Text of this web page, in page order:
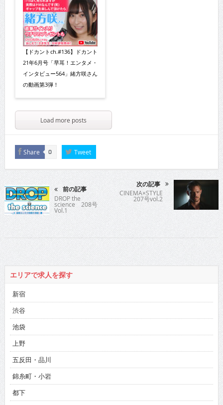
【ドカントch.#136】ドカント
21年6月号「早耳！エンタメ・
インタビュー564」緒方咲さん
の動画第3弾！
Load more posts
Share 0 Tweet
前の記事
DROP the
science 208号
Vol.1
次の記事
CINEMA×STYLE
207号vol.2
エリアで求人を探す
新宿
渋谷
池袋
上野
五反田・品川
錦糸町・小岩
都下